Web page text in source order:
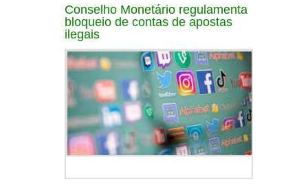
Conselho Monetário regulamenta
bloqueio de contas de apostas
ilegais